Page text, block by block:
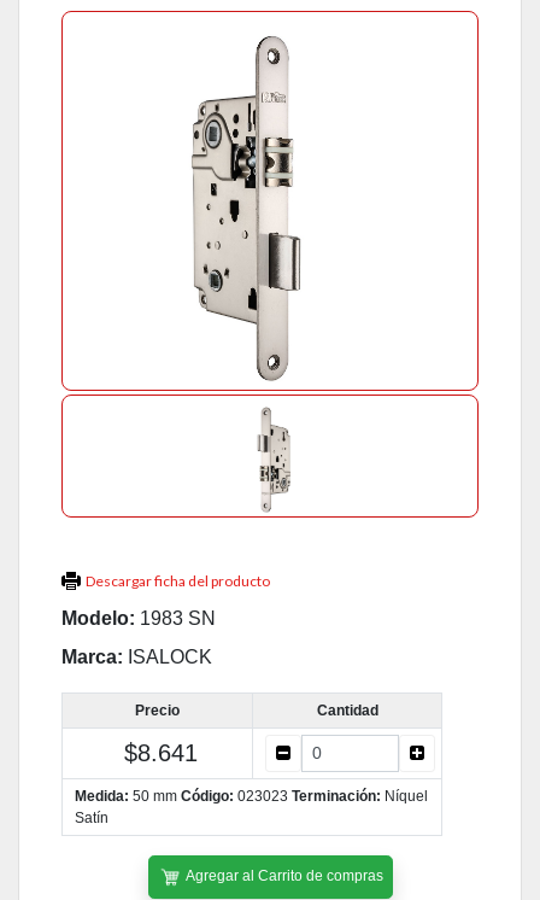
Descargar ficha del producto
Modelo: 1983 SN
Marca: ISALOCK
Precio Cantidad
$8.641
Medida: 50 mm Código: 023023 Terminación: Níquel
Satín
Agregar al Carrito de compras